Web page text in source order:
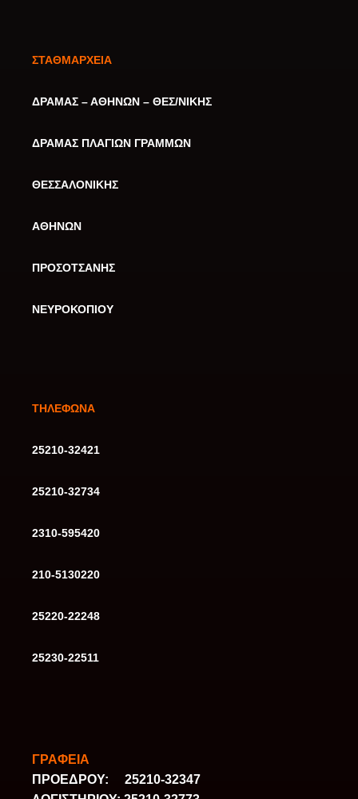
ΣΤΑΘΜΑΡΧΕΙΑ
ΔΡΑΜΑΣ – ΑΘΗΝΩΝ – ΘΕΣ/ΝΙΚΗΣ
ΔΡΑΜΑΣ ΠΛΑΓΙΩΝ ΓΡΑΜΜΩΝ
ΘΕΣΣΑΛΟΝΙΚΗΣ
ΑΘΗΝΩΝ
ΠΡΟΣΟΤΣΑΝΗΣ
ΝΕΥΡΟΚΟΠΙΟΥ
ΤΗΛΕΦΩΝΑ
25210-32421
25210-32734
2310-595420
210-5130220
25220-22248
25230-22511
ΓΡΑΦΕΙΑ
ΠΡΟΕΔΡΟΥ: 25210-32347